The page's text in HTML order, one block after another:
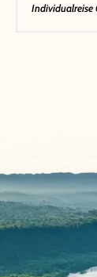
Individualreise